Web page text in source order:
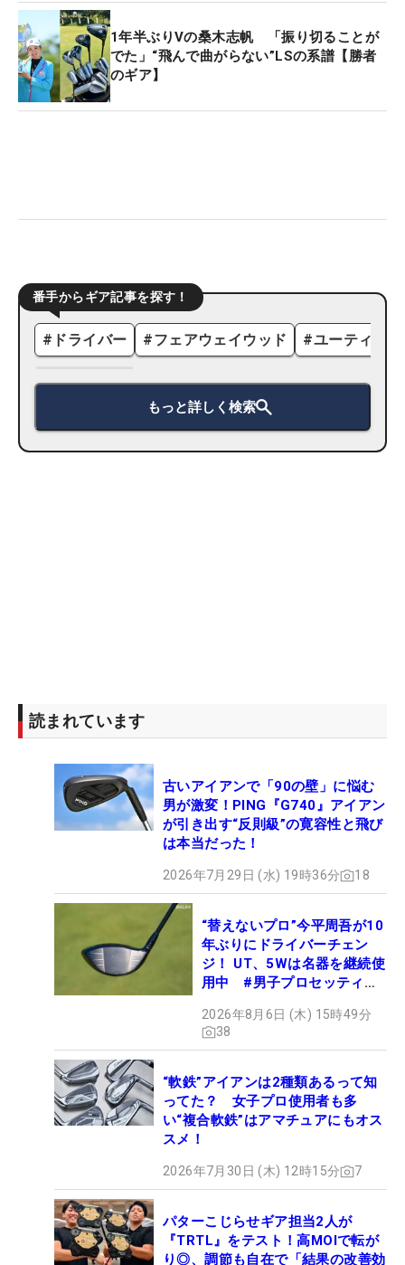
1年半ぶりVの桑木志帆 「振り切ることが
でた」“飛んで曲がらない”LSの系譜【勝者
のギア】
番手からギア記事を探す！
# ドライバー #フェアウェイウッド #ユーティリ
もっと詳しく検索
読まれています
古いアイアンで「90の壁」に悩む
男が激変！PING『G740』アイアン
が引き出す“反則級”の寛容性と飛び
は本当だった！
2026年7月29日 (水) 19時36分 18
“替えないプロ”今平周吾が10
年ぶりにドライバーチェン
ジ！ UT、5Wは名器を継続使
用中 #男子プロセッティン
2026年8月6日 (木) 15時49分
38
“軟鉄”アイアンは2種類あるって知
ってた？ 女子プロ使用者も多
い“複合軟鉄”はアマチュアにもオス
スメ！
2026年7月30日 (木) 12時15分 7
パターこじらせギア担当2人が
『TRTL』をテスト！高MOIで転が
り◎、調節も自在で「結果の改善効